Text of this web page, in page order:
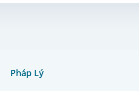
Pháp Lý